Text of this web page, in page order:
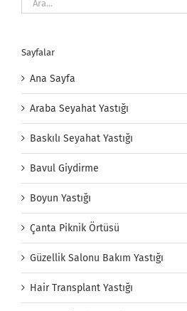
Sayfalar
Ana Sayfa
Araba Seyahat Yastığı
Baskılı Seyahat Yastığı
Bavul Giydirme
Boyun Yastığı
Çanta Piknik Örtüsü
Güzellik Salonu Bakım Yastığı
Hair Transplant Yastığı